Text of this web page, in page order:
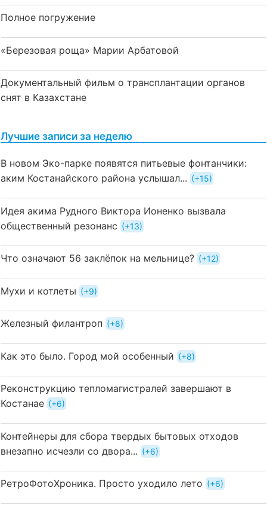
Полное погружение
«Березовая роща» Марии Арбатовой
Документальный фильм о трансплантации органов
снят в Казахстане
Лучшие записи за неделю
В новом Эко-парке появятся питьевые фонтанчики:
аким Костанайского района услышал...
+15
Идея акима Рудного Виктора Ионенко вызвала
общественный резонанс
+13
Что означают 56 заклёпок на мельнице? +12
Мухи и котлеты +9
Железный филантроп +8
Как это было. Город мой особенный +8
Реконструкцию тепломагистралей завершают в
Костанае
+6
Контейнеры для сбора твердых бытовых отходов
внезапно исчезли со двора...
+6
РетроФотоХроника. Просто уходило лето +6